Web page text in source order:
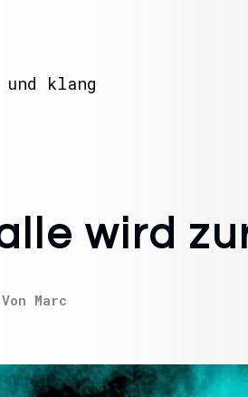
klang
wird
Von Marc